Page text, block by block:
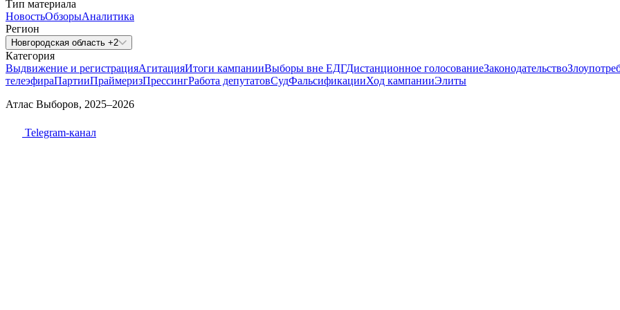
Тип материала
НовостьОбзорыАналитика
Регион
Новгородская область +2
Категория
Выдвижение и регистрацияАгитацияИтоги кампанииВыборы вне ЕДГДистанционное голосованиеЗаконодательство
телеэфираПартииПраймеризПрессингРабота депутатовСудФальсификацииХод кампанииЭлиты
Атлас Выборов, 2025–2026
Telegram-канал